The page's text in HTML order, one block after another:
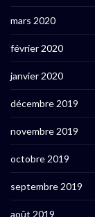
mars 2020
février 2020
janvier 2020
décembre 2019
novembre 2019
octobre 2019
septembre 2019
août 2019